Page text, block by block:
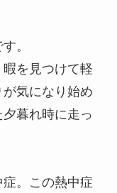
。
を見つけて軽
気になり始め
暮れ時に走っ
。この熱中症